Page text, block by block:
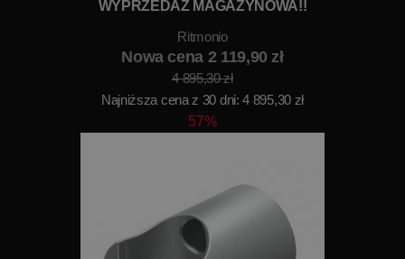
WYPRZEDAŻ MAGAZYNOWA!!
Ritmonio
Nowa cena 2 119,90 zł
4 895,30 zł
Najniższa cena z 30 dni: 4 895,30 zł
57%